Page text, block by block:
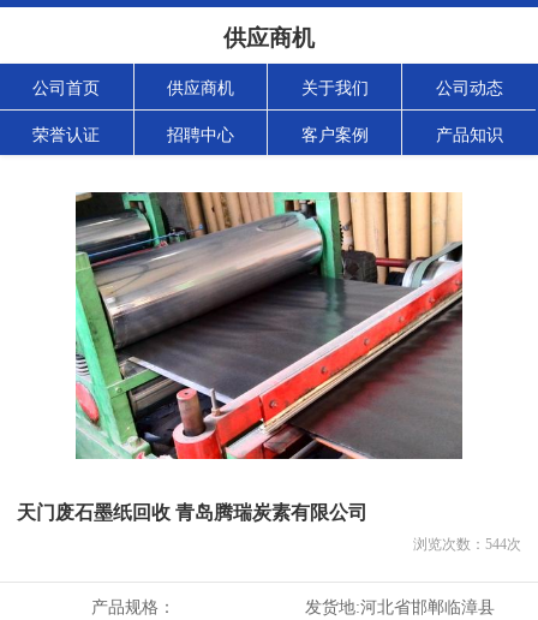
供应商机
公司首页 供应商机 关于我们 公司动态
荣誉认证 招聘中心 客户案例 产品知识
天门废石墨纸回收 青岛腾瑞炭素有限公司
浏览次数： 544次
产品规格： 发货地:河北省邯郸临漳县